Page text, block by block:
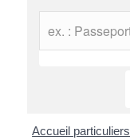
Accueil particuliers